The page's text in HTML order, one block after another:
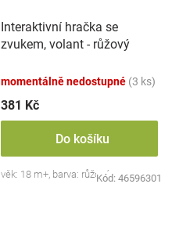
Interaktivní hračka se
zvukem, volant - růžový
momentálně nedostupné (3 ks)
381 Kč
Do košíku
věk: 18 m+, barva: růžová
Kód: 46596301